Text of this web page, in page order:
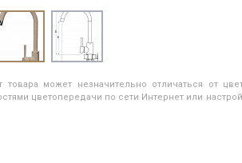
может незначительно отличаться от
цветопередачи по сети Интернет или